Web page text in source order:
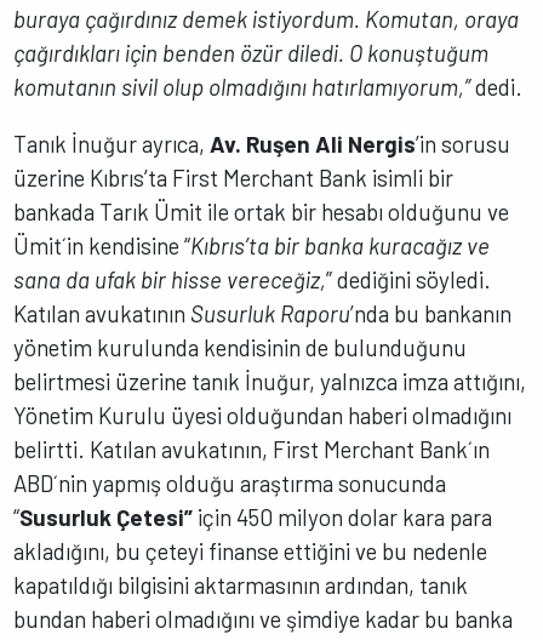
buraya çağırdınız demek istiyordum. Komutan, oraya
çağırdıkları için benden özür diledi. O konuştuğum
komutanın sivil olup olmadığını hatırlamıyorum,”dedi.
Tanık İnuğur ayrıca, Av. Ruşen Ali Nergis’in sorusu
üzerine Kıbrıs’ta First Merchant Bank isimli bir
bankada Tarık Ümit ile ortak bir hesabı olduğunu ve
Ümit´in kendisine “Kıbrıs’ta bir banka kuracağız ve
sana da ufak bir hisse vereceğiz,” dediğini söyledi.
Katılan avukatının Susurluk Raporu’nda bu bankanın
yönetim kurulunda kendisinin de bulunduğunu
belirtmesi üzerine tanık İnuğur, yalnızca imza attığını,
Yönetim Kurulu üyesi olduğundan haberi olmadığını
belirtti. Katılan avukatının, First Merchant Bank´ın
ABD´nin yapmış olduğu araştırma sonucunda
“Susurluk Çetesi” için 450 milyon dolar kara para
akladığını, bu çeteyi finanse ettiğini ve bu nedenle
kapatıldığı bilgisini aktarmasının ardından, tanık
bundan haberi olmadığını ve şimdiye kadar bu banka